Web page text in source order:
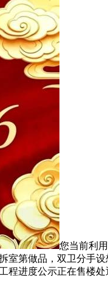
您当前利
第做品，双卫分手
进度公示正在售楼